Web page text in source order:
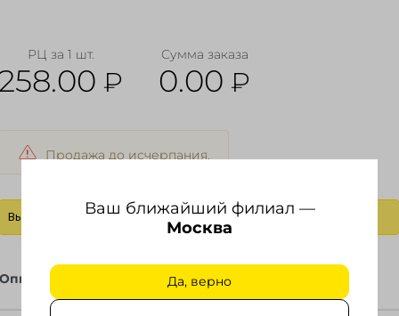
Ваш ближайший филиал —
Москва
Да, верно
РЦ за 1 шт.
₽
Сумма заказа
0.00 ₽
Продажа до исчерпания.
Выбрать действие
Описание